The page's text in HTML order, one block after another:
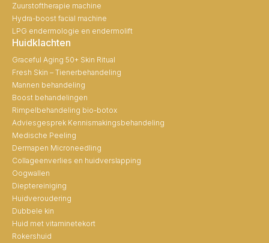
Zuurstoftherapie machine
Hydra-boost facial machine
LPG endermologie en endermolift
Huidklachten
Graceful Aging 50+ Skin Ritual
Fresh Skin – Tienerbehandeling
Mannen behandeling
Boost behandelingen
Rimpelbehandeling bio-botox
Adviesgesprek Kennismakingsbehandeling
Medische Peeling
Dermapen Microneedling
Collageenverlies en huidverslapping
Oogwallen
Dieptereiniging
Huidveroudering
Dubbele kin
Huid met vitaminetekort
Rokershuid